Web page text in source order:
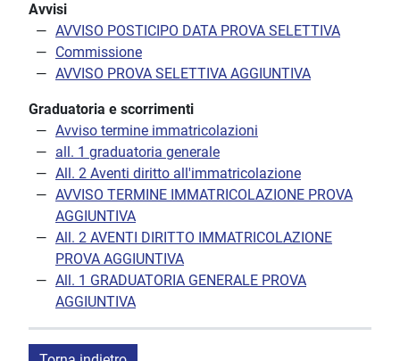
Avvisi
AVVISO POSTICIPO DATA PROVA SELETTIVA
Commissione
AVVISO PROVA SELETTIVA AGGIUNTIVA
Graduatoria e scorrimenti
Avviso termine immatricolazioni
all. 1 graduatoria generale
All. 2 Aventi diritto all'immatricolazione
AVVISO TERMINE IMMATRICOLAZIONE PROVA
AGGIUNTIVA
All. 2 AVENTI DIRITTO IMMATRICOLAZIONE
PROVA AGGIUNTIVA
All. 1 GRADUATORIA GENERALE PROVA
AGGIUNTIVA